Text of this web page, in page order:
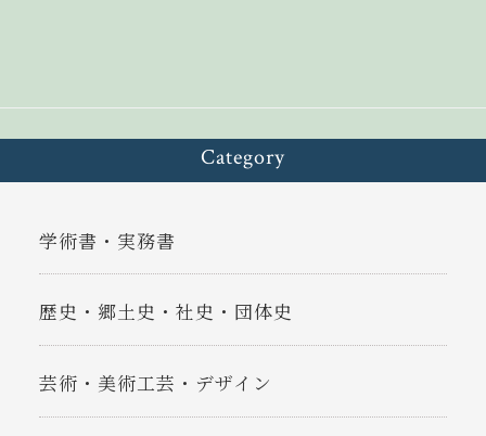
Category
学術書・実務書
歴史・郷土史・社史・団体史
芸術・美術工芸・デザイン